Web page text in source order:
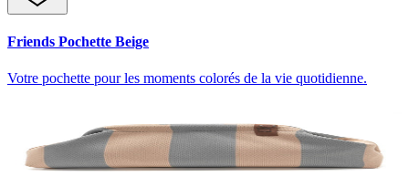
Friends Pochette Beige
Votre pochette pour les moments colorés de la vie quotidienne.